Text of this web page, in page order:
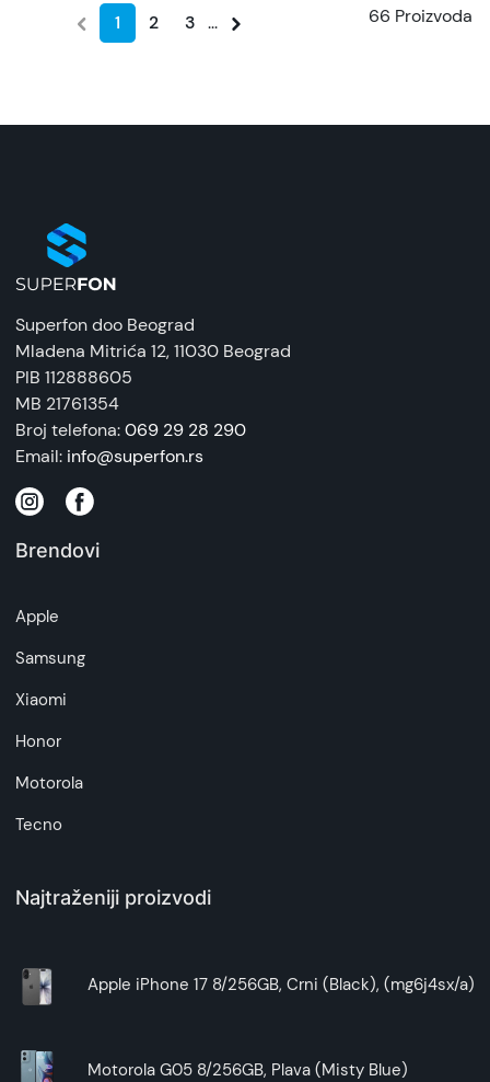
1 2 3 ... 66 Proizvoda
Superfon doo Beograd
Mladena Mitrića 12, 11030 Beograd
PIB 112888605
MB 21761354
Broj telefona:069 29 28 290
Email: info@superfon.rs
Brendovi
Apple
Samsung
Xiaomi
Honor
Motorola
Tecno
Najtraženiji proizvodi
Apple iPhone 17 8/256GB, Crni (Black), (mg6j4sx/a)
Motorola G05 8/256GB, Plava (Misty Blue)